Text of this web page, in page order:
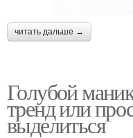
читать дальше →
Голубой
тренд или
выделиться